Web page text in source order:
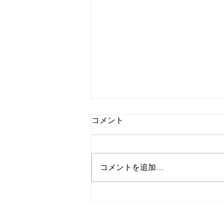
自己紹介
コメント
コメントを追加…